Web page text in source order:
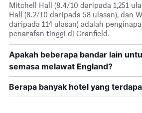
Mitchell Hall (8.4/10 daripada 1,251
Hall (8.2/10 daripada 58 ulasan), dan
daripada 114 ulasan) adalah
penarafan tinggi di Cranfield.
Apakah beberapa bandar lain
semasa melawat England?
Berapa banyak hotel yang